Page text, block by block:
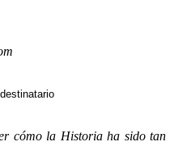
cómo la Historia ha sido tan